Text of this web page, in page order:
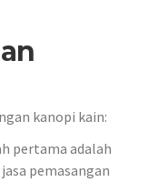
kanopi kain:
pertama adalah
pemasangan